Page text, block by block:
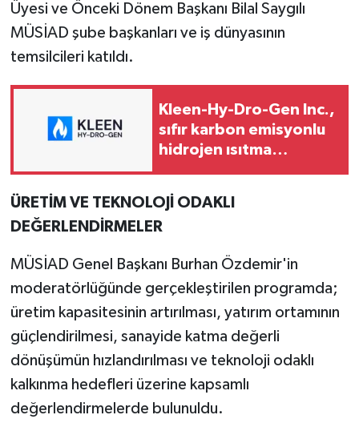
Üyesi ve Önceki Dönem Başkanı Bilal Saygılı
MÜSİAD şube başkanları ve iş dünyasının
temsilcileri katıldı.
Kleen-Hy-Dro-Gen Inc.,
sıfır karbon emisyonlu
hidrojen ısıtma
TSSA düzenleyici
onaylarını aldı
ÜRETİM VE TEKNOLOJİ ODAKLI
DEĞERLENDİRMELER
MÜSİAD Genel Başkanı Burhan Özdemir'in
moderatörlüğünde gerçekleştirilen programda;
üretim kapasitesinin artırılması, yatırım ortamının
güçlendirilmesi, sanayide katma değerli
dönüşümün hızlandırılması ve teknoloji odaklı
kalkınma hedefleri üzerine kapsamlı
değerlendirmelerde bulunuldu.